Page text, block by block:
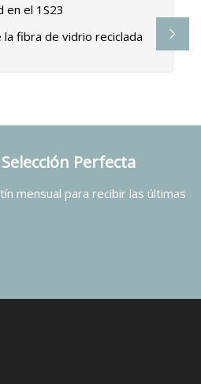
en el 1S23
fibra de vidrio reciclada
Perfecta
mensual para recibir las últimas